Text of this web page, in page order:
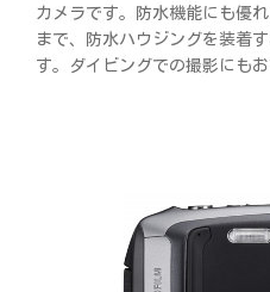
カメラです。防水機能にも優
まで、防水ハウジングを装着
す。ダイビングでの撮影にもお